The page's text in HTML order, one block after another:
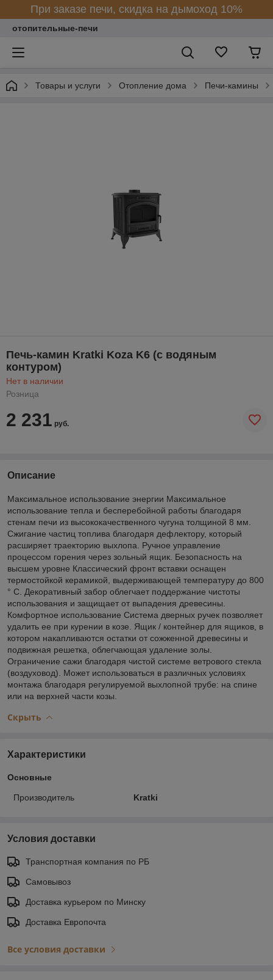
При заказе печи, скидка на дымоход 10%
отопительные-печи
Товары и услуги Отопление дома Печи-камины
Печь-камин Kratki Koza K6 (с водяным
контуром)
Нет в наличии
Розница
2 231 руб.
Описание
Максимальное использование энергии Максимальное
использование тепла и бесперебойной работы благодаря
стенам печи из высококачественного чугуна толщиной 8 мм.
Сжигание частиц топлива благодаря дефлектору, который
расширяет траекторию выхлопа. Ручное управление
процессом горения через зольный ящик. Безопасность на
высшем уровне Классический фронт вставки оснащен
термостойкой керамикой, выдерживающей температуру до 800
° C. Декоративный забор облегчает поддержание чистоты
использования и защищает от выпадения древесины.
Комфортное использование Система дверных ручек позволяет
удалить ее при курении в козе. Ящик / контейнер для ящиков, в
котором накапливаются остатки от сожженной древесины и
подвижная решетка, облегчающая удаление золы.
Ограничение сажи благодаря чистой системе ветрового стекла
(воздуховод). Может использоваться в различных условиях
монтажа благодаря регулируемой выхлопной трубе: на спине
или на верхней части козы.
Скрыть
Характеристики
Основные
Производитель Kratki
Условия доставки
Транспортная компания по РБ
Самовывоз
Доставка курьером по Минску
Доставка Европочта
Все условия доставки